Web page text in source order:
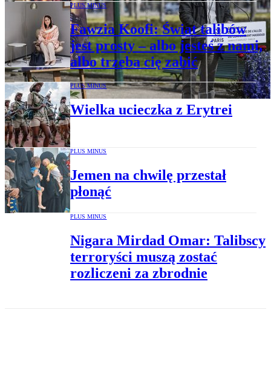
PLUS MINUS
Fawzia Koofi: Świat talibów
jest prosty – albo jesteś z nami,
albo trzeba cię zabić
PLUS MINUS
Wielka ucieczka z Erytrei
PLUS MINUS
Jemen na chwilę przestał
płonąć
PLUS MINUS
Nigara Mirdad Omar: Talibscy
terroryści muszą zostać
rozliczeni za zbrodnie